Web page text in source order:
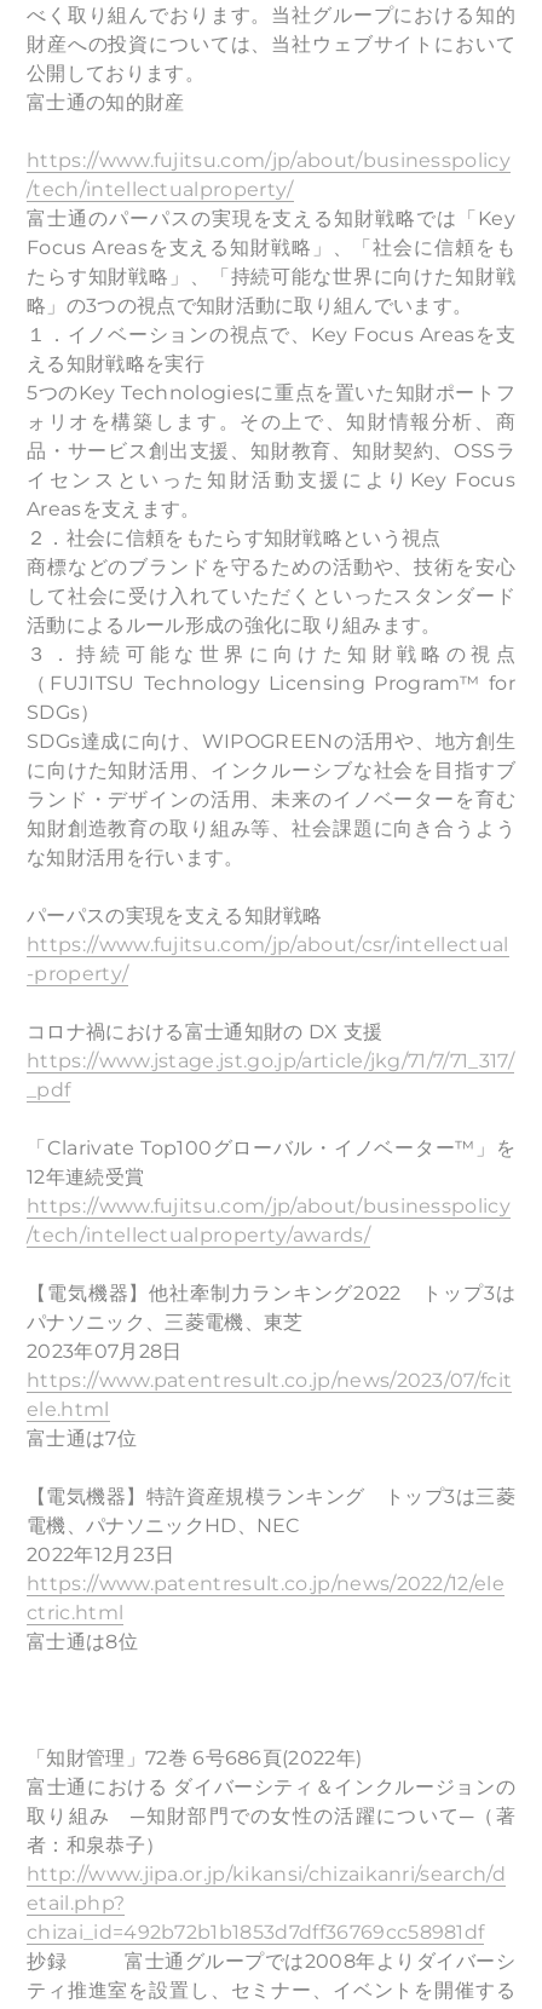
べく取り組んでおります。当社グループにおける知的
財産への投資については、当社ウェブサイトにおいて
公開しております。
富士通の知的財産
https://www.fujitsu.com/jp/about/businesspolicy
/tech/intellectualproperty/
富士通のパーパスの実現を支える知財戦略では「Key
Focus Areasを支える知財戦略」、「社会に信頼をも
たらす知財戦略」、「持続可能な世界に向けた知財戦
略」の3つの視点で知財活動に取り組んでいます。​
１．イノベーションの視点で、Key Focus Areasを支
える知財戦略を実行
5つのKey Technologiesに重点を置いた知財ポートフ
ォリオを構築します。その上で、知財情報分析、商
品・サービス創出支援、知財教育、知財契約、OSSラ
イセンスといった知財活動支援によりKey Focus
Areasを支えます。
２．社会に信頼をもたらす知財戦略という視点
商標などのブランドを守るための活動や、技術を安心
して社会に受け入れていただくといったスタンダード
活動によるルール形成の強化に取り組みます。
３．持続可能な世界に向けた知財戦略の視点
（FUJITSU Technology Licensing Program™ for
SDGs）
SDGs達成に向け、WIPOGREENの活用や、地方創生
に向けた知財活用、インクルーシブな社会を目指すブ
ランド・デザインの活用、未来のイノベーターを育む
知財創造教育の取り組み等、社会課題に向き合うよう
な知財活用を行います。
パーパスの実現を支える知財戦略
https://www.fujitsu.com/jp/about/csr/intellectual
-property/
コロナ禍における富士通知財の DX 支援
https://www.jstage.jst.go.jp/article/jkg/71/7/71_317/
_pdf
「Clarivate Top100グローバル・イノベーター™」を
12年連続受賞
https://www.fujitsu.com/jp/about/businesspolicy
/tech/intellectualproperty/awards/
【電気機器】他社牽制力ランキング2022 トップ3は
パナソニック、三菱電機、東芝
2023年07月28日
https://www.patentresult.co.jp/news/2023/07/fcit
ele.html
富士通は7位
【電気機器】特許資産規模ランキング トップ3は三菱
電機、パナソニックHD、NEC
2022年12月23日
https://www.patentresult.co.jp/news/2022/12/ele
ctric.html
富士通は8位
「知財管理」72巻 6号686頁(2022年)
富士通における ダイバーシティ＆インクルージョンの
取り組み ─知財部門での女性の活躍について─（著
者：和泉恭子）
http://www.jipa.or.jp/kikansi/chizaikanri/search/d
etail.php?
chizai_id=492b72b1b1853d7dff36769cc58981df
抄録 富士通グループでは2008年よりダイバーシ
ティ推進室を設置し、セミナー、イベントを開催する